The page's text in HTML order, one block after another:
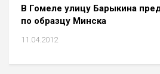
В Гомеле улицу Барыкина
по образцу Минска
11.04.2012